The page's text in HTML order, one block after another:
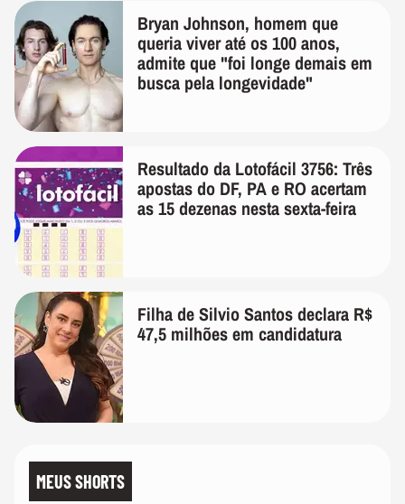
Bryan Johnson, homem que
queria viver até os 100 anos,
admite que "foi longe demais em
busca pela longevidade"
Resultado da Lotofácil 3756: Três
apostas do DF, PA e RO acertam
as 15 dezenas nesta sexta-feira
Filha de Silvio Santos declara R$
47,5 milhões em candidatura
MEUS SHORTS